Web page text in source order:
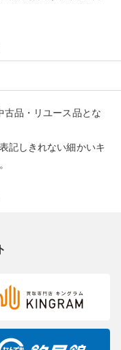
店頭での返品はお受け
関しては承ることがで
古品・リユース品とな
記しきれない細かいキ
す。
を掲載しています。
ります。色調などご不
合わせください。